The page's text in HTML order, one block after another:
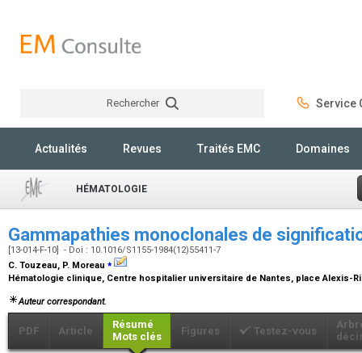
Rechercher Service
Actualités Revues Traités EMC Domaines
HÉMATOLOGIE
Gammapathies monoclonales de
[13-014-F-10] - Doi : 10.1016/S1155-1984(12)55411-7
C. Touzeau, P. Moreau ⁎
Hématologie clinique, Centre hospitalier universitaire de Nantes, place Alexis-
Auteur correspondant.
PDF Article
Résumé
Mots clés
Figures Testez-vous